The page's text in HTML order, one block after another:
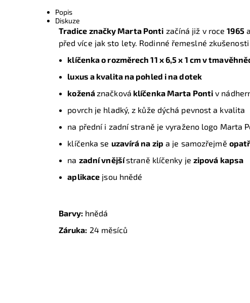
Popis
Diskuze
Tradice značky Marta Ponti začíná již v roce1965
před více jak sto lety. Rodinné řemeslné
klíčenka o rozměrech 11 x 6,5 x 1 cm v
luxus a kvalita na pohled i na dotek
koženáznačková klíčenkaMarta Ponti v
povrch je hladký, z kůže dýchá pevnost a kvalita
na přední i zadní straně je vyraženo logo Marta
klíčenka se uzavírá na zip a je samozřejmě
na zadní vnějšístraně klíčenky je zipová kapsa
aplikace jsou hnědé
Barvy: hnědá
Záruka: 24 měsíců